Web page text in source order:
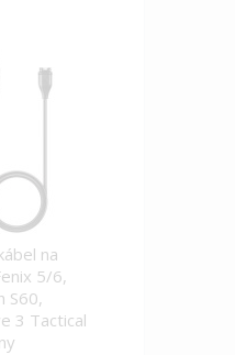
na
5/6,
S60,
3 Tactical